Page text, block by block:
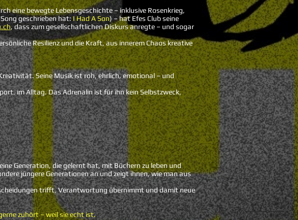
eine bewegte Lebensgeschichte – inklusive Rosenkrieg,
geschrieben hat:I Had A Son) – hat Efes Club seine
, dass zum gesellschaftlichen Diskurs anregte – und sogar
Resilienz und die Kraft, aus innerem Chaos kreative
Seine Musik ist roh, ehrlich, emotional – und
im Alltag. Das Adrenalin ist für ihn kein Selbstzweck,
Generation, die gelernt hat, mit Büchern zu leben und
jüngere Generationen an und zeigt ihnen, wie man aus
trifft, Verantwortung übernimmt und damit neue
zuhört – weil sie echt ist.